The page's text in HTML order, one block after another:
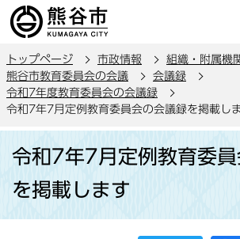
の
ー
ジ
の
先
トップページ 市政情報 組織・附属機
熊谷市教育委員会の会議
会議録
令和7年度教育委員会の会議録
令和7年7月定例教育委員会の会議録を掲載し
か
令和7年7月定例教育委
を掲載します